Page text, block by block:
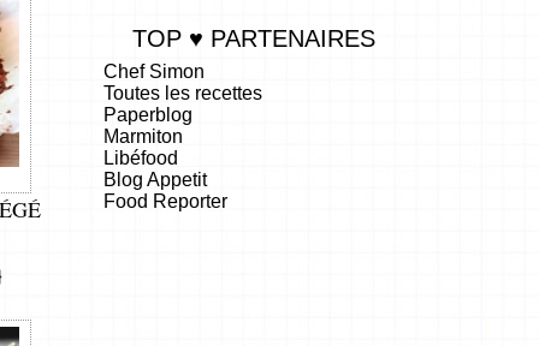
TOP ♥ PARTENAIRES
Chef Simon
Toutes les recettes
Paperblog
Marmiton
Libéfood
Blog Appetit
Food Reporter